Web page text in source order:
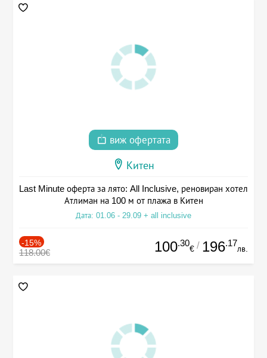
виж офертата
Китен
Last Minute оферта за лято: All Inclusive, реновиран хотел
Атлиман на 100 м от плажа в Китен
Дата: 01.06 - 29.09 + all inclusive
-15%
118.00€ 100.30
€ / 196.17
лв.